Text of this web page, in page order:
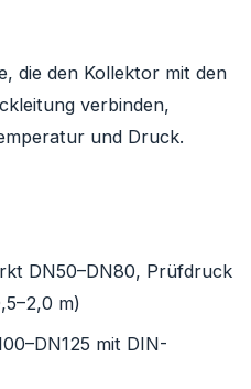
die den Kollektor mit den
verbinden,
und Druck.
DN50–DN80, Prüfdruck
m)
mit DIN-